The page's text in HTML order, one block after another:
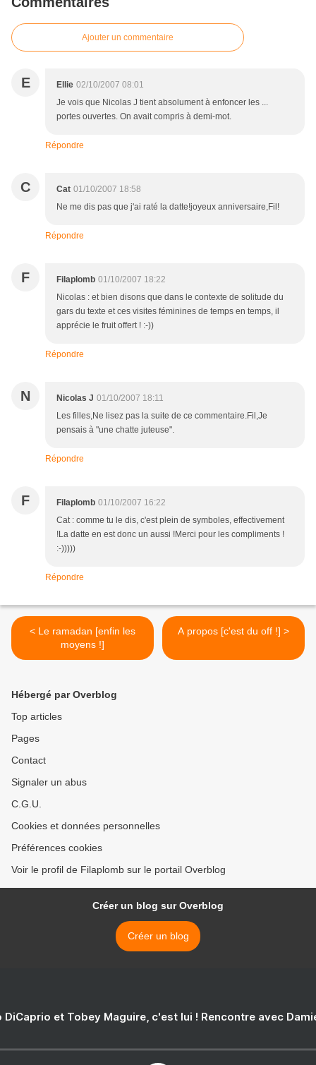
Ajouter un commentaire
E Ellie 02/10/2007 08:01
Je vois que Nicolas J tient absolument à enfoncer les ...
portes ouvertes. On avait compris à demi-mot.
Répondre
C Cat 01/10/2007 18:58
Ne me dis pas que j'ai raté la datte!joyeux anniversaire,Fil!
Répondre
F Filaplomb 01/10/2007 18:22
Nicolas : et bien disons que dans le contexte de solitude du
gars du texte et ces visites féminines de temps en temps, il
apprécie le fruit offert ! :-))
Répondre
N Nicolas J 01/10/2007 18:11
Les filles,Ne lisez pas la suite de ce commentaire.Fil,Je
pensais à "une chatte juteuse".
Répondre
F Filaplomb 01/10/2007 16:22
Cat : comme tu le dis, c'est plein de symboles, effectivement
!La datte en est donc un aussi !Merci pour les compliments !
:-)))))
Répondre
< Le ramadan [enfin les
moyens !]
A propos [c'est du off !] >
Hébergé par Overblog
Top articles
Pages
Contact
Signaler un abus
C.G.U.
Cookies et données personnelles
Préférences cookies
Voir le profil de Filaplomb sur le portail Overblog
Créer un blog sur Overblog
Créer un blog
DiCaprio et Tobey Maguire, c'est lui ! Rencontre avec